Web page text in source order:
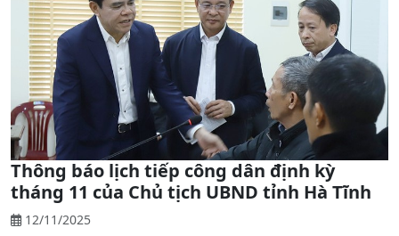
Thông báo lịch tiếp công dân định kỳ
tháng 11 của Chủ tịch UBND tỉnh Hà Tĩnh
12/11/2025